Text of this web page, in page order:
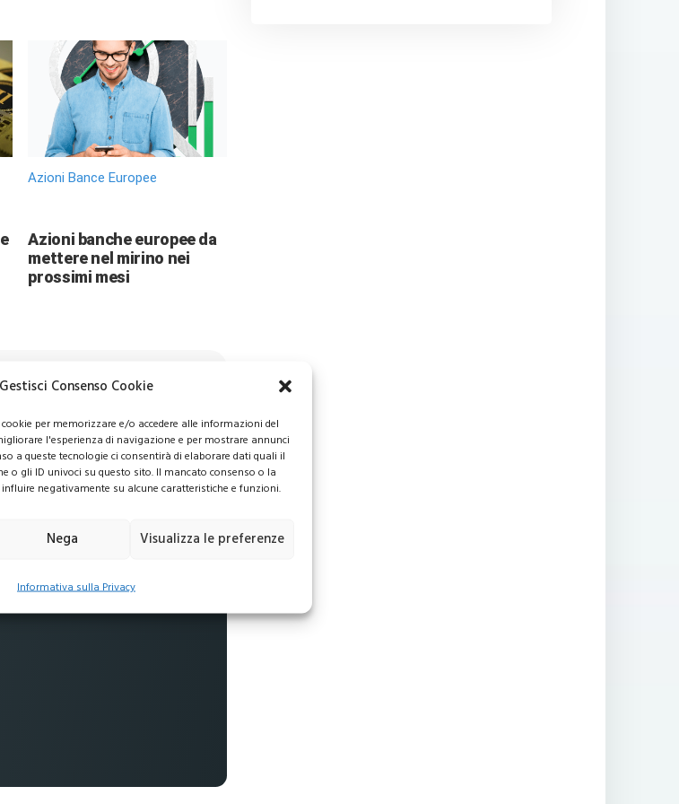
Gestisci Consenso Cookie
per memorizzare e/o accedere alle informazioni del
l'esperienza di navigazione e per mostrare annunci
a queste tecnologie ci consentirà di elaborare dati quali il
o gli ID univoci su questo sito. Il mancato consenso o la
negativamente su alcune caratteristiche e funzioni.
Nega Visualizza le preferenze
Informativa sulla Privacy
Azioni Bance Europee
Azioni banche europee da
mettere nel mirino nei
prossimi mesi